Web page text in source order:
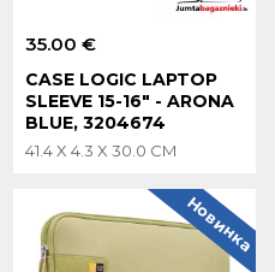
35.00 €
CASE LOGIC LAPTOP
SLEEVE 15-16" - ARONA
BLUE, 3204674
41.4 X 4.3 X 30.0 CM
Новинка